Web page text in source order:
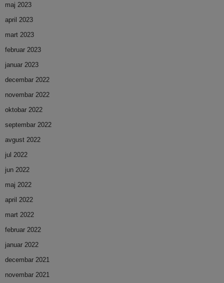
maj 2023
april 2023
mart 2023
februar 2023
januar 2023
decembar 2022
novembar 2022
oktobar 2022
septembar 2022
avgust 2022
jul 2022
jun 2022
maj 2022
april 2022
mart 2022
februar 2022
januar 2022
decembar 2021
novembar 2021